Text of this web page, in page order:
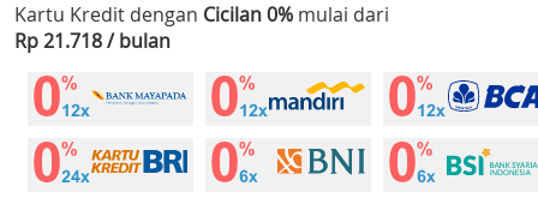
Kartu Kredit dengan Cicilan 0% mulai dari
Rp 21.718 / bulan